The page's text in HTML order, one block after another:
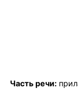
Часть речи: